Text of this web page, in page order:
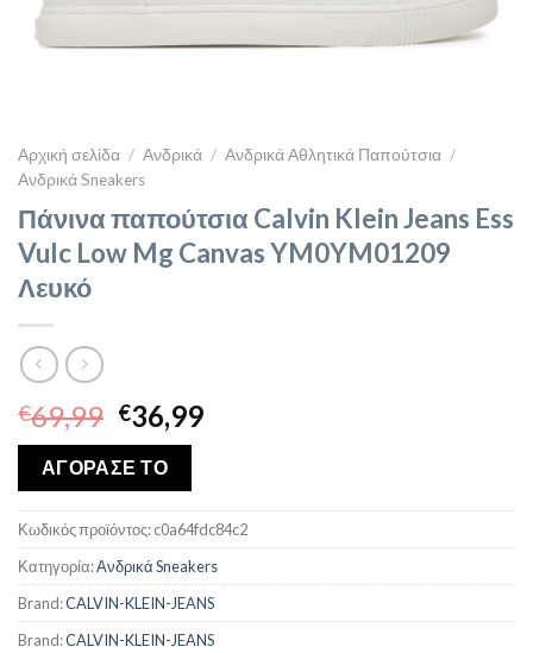
Αρχική σελίδα / Ανδρικά / Ανδρικά Αθλητικά Παπούτσια /
Ανδρικά Sneakers
Πάνινα παπούτσια Calvin Klein Jeans Ess
Vulc Low Mg Canvas YM0YM01209
Λευκό
€69,99 Original
price
was:
€69,99.
€36,99Η
€36,99.
ΑΓΟΡΑΣΕ ΤΟ
Κωδικός προϊόντος:c0a64fdc84c2
Κατηγορία:Ανδρικά Sneakers
Brand:CALVIN-KLEIN-JEANS
Brand:CALVIN-KLEIN-JEANS